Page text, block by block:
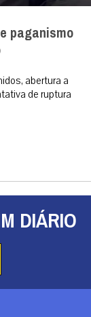
paganismo
abertura a
de ruptura
DIÁRIO